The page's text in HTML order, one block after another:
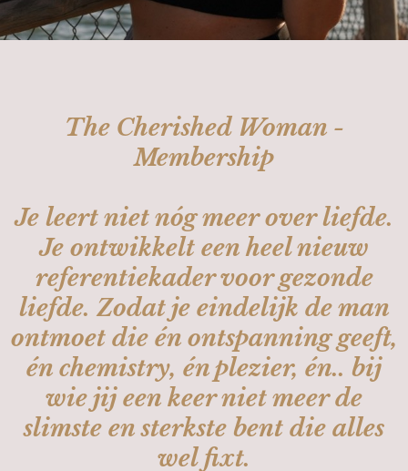
The Cherished Woman -
Membership
Je leert niet nóg meer over liefde.
Je ontwikkelt een heel nieuw
referentiekader voor gezonde
liefde. Zodat je eindelijk de man
ontmoet die én ontspanning geeft,
én chemistry, én plezier, én.. bij
wie jij een keer niet meer de
slimste en sterkste bent die alles
wel fixt.